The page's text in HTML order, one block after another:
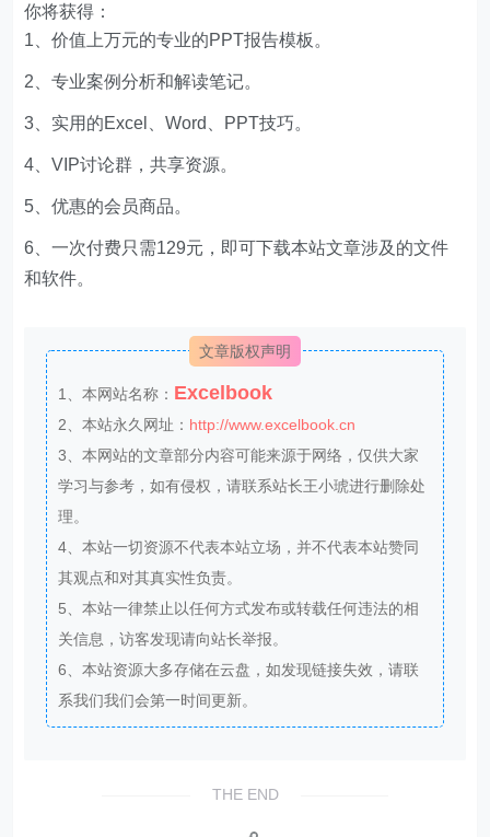
你将获得：
1、价值上万元的专业的PPT报告模板。
2、专业案例分析和解读笔记。
3、实用的Excel、Word、PPT技巧。
4、VIP讨论群，共享资源。
5、优惠的会员商品。
6、一次付费只需129元，即可下载本站文章涉及的文件
和软件。
文章版权声明
1、本网站名称： Excelbook
2、本站永久网址： http://www.excelbook.cn
3、本网站的文章部分内容可能来源于网络，仅供大家
学习与参考，如有侵权，请联系站长王小琥进行删除处
理。
4、本站一切资源不代表本站立场，并不代表本站赞同
其观点和对其真实性负责。
5、本站一律禁止以任何方式发布或转载任何违法的相
关信息，访客发现请向站长举报。
6、本站资源大多存储在云盘，如发现链接失效，请联
系我们我们会第一时间更新。
THE END